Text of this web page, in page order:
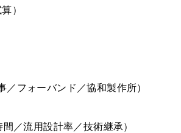
）
フォーバンド／協和製作所）
／流用設計率／技術継承）